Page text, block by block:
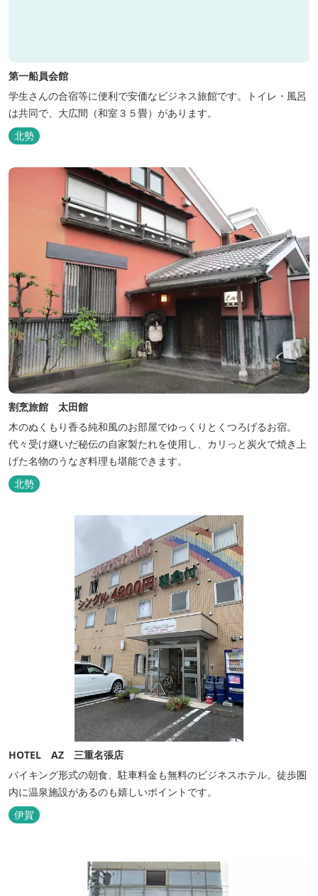
第一船員会館
学生さんの合宿等に便利で安価なビジネス旅館です。トイレ・風呂
は共同で、大広間（和室３５畳）があります。
北勢
割烹旅館 太田館
木のぬくもり香る純和風のお部屋でゆっくりとくつろげるお宿。
代々受け継いだ秘伝の自家製たれを使用し、カリっと炭火で焼き上
げた名物のうなぎ料理も堪能できます。
北勢
HOTEL AZ 三重名張店
バイキング形式の朝食、駐車料金も無料のビジネスホテル。徒歩圏
内に温泉施設があるのも嬉しいポイントです。
伊賀